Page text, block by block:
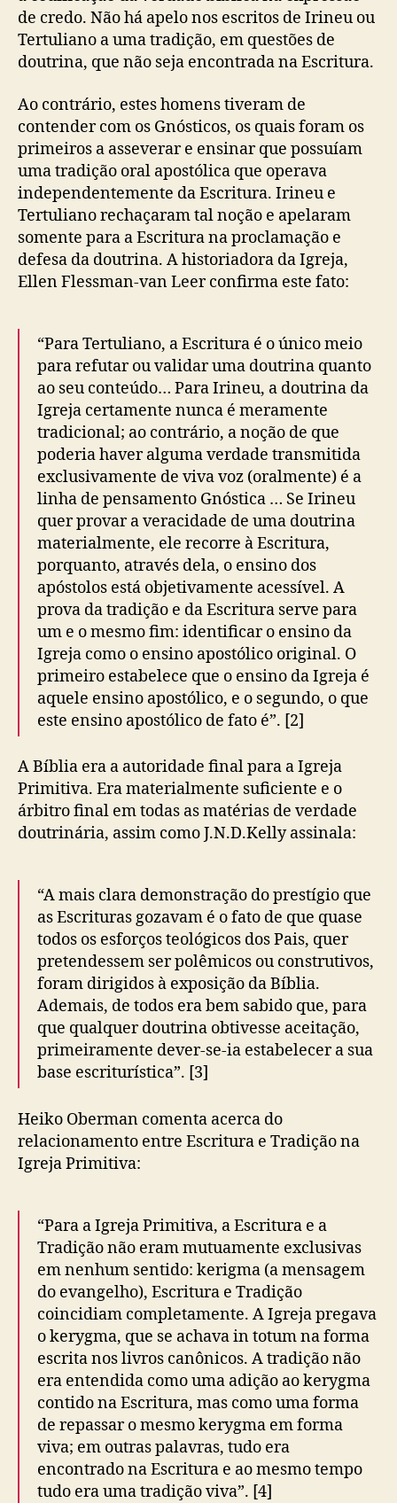
de credo. Não há apelo nos escritos de Irineu ou
Tertuliano a uma tradição, em questões de
doutrina, que não seja encontrada na Escritura.
Ao contrário, estes homens tiveram de
contender com os Gnósticos, os quais foram os
primeiros a asseverar e ensinar que possuíam
uma tradição oral apostólica que operava
independentemente da Escritura. Irineu e
Tertuliano rechaçaram tal noção e apelaram
somente para a Escritura na proclamação e
defesa da doutrina. A historiadora da Igreja,
Ellen Flessman-van Leer confirma este fato:
“Para Tertuliano, a Escritura é o único meio
para refutar ou validar uma doutrina quanto
ao seu conteúdo… Para Irineu, a doutrina da
Igreja certamente nunca é meramente
tradicional; ao contrário, a noção de que
poderia haver alguma verdade transmitida
exclusivamente de viva voz (oralmente) é a
linha de pensamento Gnóstica … Se Irineu
quer provar a veracidade de uma doutrina
materialmente, ele recorre à Escritura,
porquanto, através dela, o ensino dos
apóstolos está objetivamente acessível. A
prova da tradição e da Escritura serve para
um e o mesmo fim: identificar o ensino da
Igreja como o ensino apostólico original. O
primeiro estabelece que o ensino da Igreja é
aquele ensino apostólico, e o segundo, o que
este ensino apostólico de fato é”. [2]
A Bíblia era a autoridade final para a Igreja
Primitiva. Era materialmente suficiente e o
árbitro final em todas as matérias de verdade
doutrinária, assim como J.N.D.Kelly assinala:
“A mais clara demonstração do prestígio que
as Escrituras gozavam é o fato de que quase
todos os esforços teológicos dos Pais, quer
pretendessem ser polêmicos ou construtivos,
foram dirigidos à exposição da Bíblia.
Ademais, de todos era bem sabido que, para
que qualquer doutrina obtivesse aceitação,
primeiramente dever-se-ia estabelecer a sua
base escriturística”. [3]
Heiko Oberman comenta acerca do
relacionamento entre Escritura e Tradição na
Igreja Primitiva:
“Para a Igreja Primitiva, a Escritura e a
Tradição não eram mutuamente exclusivas
em nenhum sentido: kerigma (a mensagem
do evangelho), Escritura e Tradição
coincidiam completamente. A Igreja pregava
o kerygma, que se achava in totum na forma
escrita nos livros canônicos. A tradição não
era entendida como uma adição ao kerygma
contido na Escritura, mas como uma forma
de repassar o mesmo kerygma em forma
viva; em outras palavras, tudo era
encontrado na Escritura e ao mesmo tempo
tudo era uma tradição viva”. [4]